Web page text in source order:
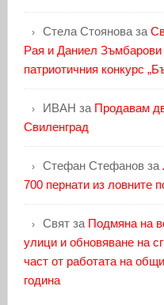
Стела Стояноваза
Рая и Даниел Зъмбарови
патриотичния конкурс
ИВАН за Продавам
Свиленград
Стефан Стефановза
700 пернати из ловните
Святза Подмяна на
улици и обновяване на
част от работата на
година